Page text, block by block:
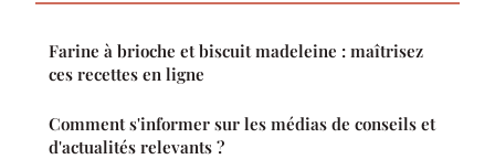
Farine à brioche et biscuit madeleine : maîtrisez
ces recettes en ligne
Comment s'informer sur les médias de conseils et
d'actualités relevants ?